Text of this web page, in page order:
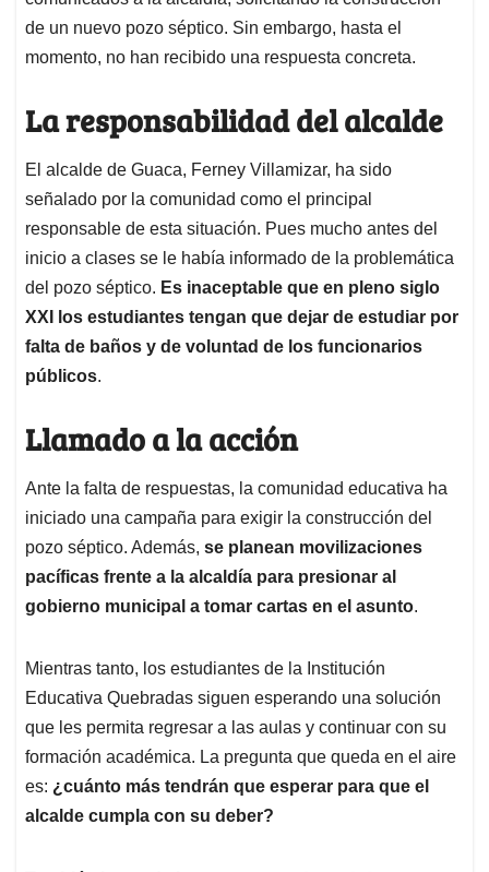
de un nuevo pozo séptico. Sin embargo, hasta el
momento, no han recibido una respuesta concreta.
La responsabilidad del alcalde
El alcalde de Guaca, Ferney Villamizar, ha sido
señalado por la comunidad como el principal
responsable de esta situación. Pues mucho antes del
inicio a clases se le había informado de la problemática
del pozo séptico. Es inaceptable que en pleno siglo
XXI los estudiantes tengan que dejar de estudiar por
falta de baños y de voluntad de los funcionarios
públicos.
Llamado a la acción
Ante la falta de respuestas, la comunidad educativa ha
iniciado una campaña para exigir la construcción del
pozo séptico. Además, se planean movilizaciones
pacíficas frente a la alcaldía para presionar al
gobierno municipal a tomar cartas en el asunto.
Mientras tanto, los estudiantes de la Institución
Educativa Quebradas siguen esperando una solución
que les permita regresar a las aulas y continuar con su
formación académica. La pregunta que queda en el aire
es: ¿cuánto más tendrán que esperar para que el
alcalde cumpla con su deber?